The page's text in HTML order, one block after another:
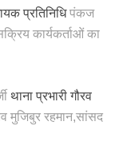
प्रतिनिधिपंकज
कार्यकर्ताओं का
थाना प्रभारी गौरव
मुजिबुर रहमान,सांसद